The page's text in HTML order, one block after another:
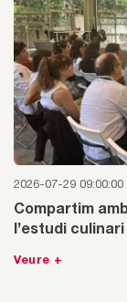
2026-07-29 09:00:00
Compartim
l’estudi culinari
Veure +